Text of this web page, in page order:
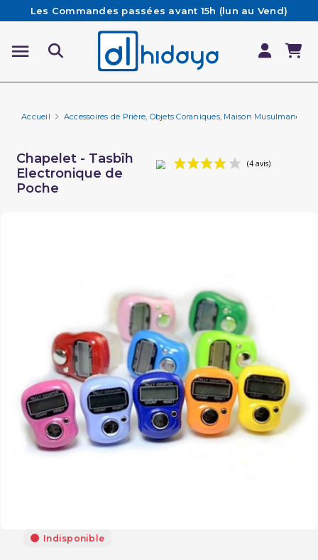
Les Commandes passées avant 15h (lun au Vend)
sont préparées et expédiées le jour même
Besoin d'aide ? Retrouvez notre FAQ
Livraison offerte à partir de 65€ d'achat*
Accueil Accessoires de Prière, Objets Coraniques, Maison Musulmane
Chapelet - Tasbîh
Electronique de
Poche
Indisponible